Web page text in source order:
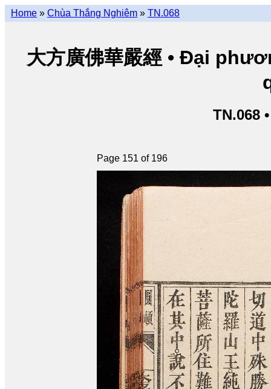
Home » Chùa Thắng Nghiêm » TN.068
大方廣佛華嚴經 • Đại
TN.068
Page 151 of 196